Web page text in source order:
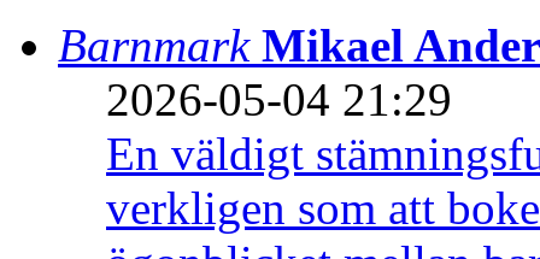
Barnmark Mikael
2026-05-04 21:29
En väldigt
verkligen som att